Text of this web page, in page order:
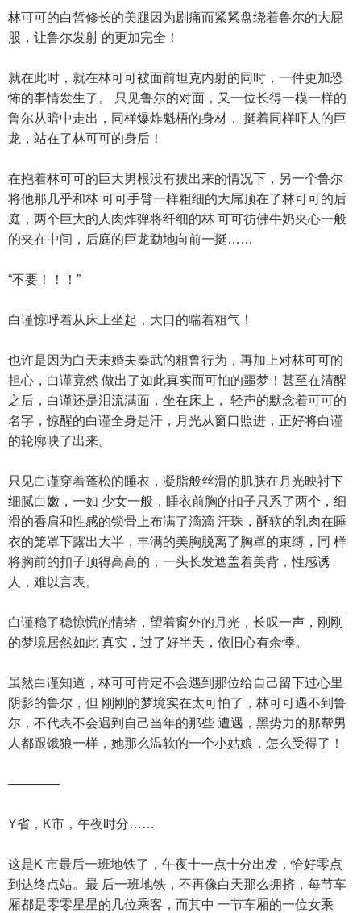
林可可的白皙修长的美腿因为剧痛而紧紧盘绕着鲁尔的大屁
股，让鲁尔发射 的更加完全！
就在此时，就在林可可被面前坦克内射的同时，一件更加恐
怖的事情发生了。 只见鲁尔的对面，又一位长得一模一样的
鲁尔从暗中走出，同样爆炸魁梧的身材， 挺着同样吓人的巨
龙，站在了林可可的身后！
在抱着林可可的巨大男根没有拔出来的情况下，另一个鲁尔
将他那几乎和林 可可手臂一样粗细的大屌顶在了林可可的后
庭，两个巨大的人肉炸弹将纤细的林 可可彷佛牛奶夹心一般
的夹在中间，后庭的巨龙勐地向前一挺……
“不要！！！”
白谨惊呼着从床上坐起，大口的喘着粗气！
也许是因为白天未婚夫秦武的粗鲁行为，再加上对林可可的
担心，白谨竟然 做出了如此真实而可怕的噩梦！甚至在清醒
之后，白谨还是泪流满面，坐在床上， 轻声的默念着可可的
名字，惊醒的白谨全身是汗，月光从窗口照进，正好将白谨
的轮廓映了出来。
只见白谨穿着蓬松的睡衣，凝脂般丝滑的肌肤在月光映衬下
细腻白嫩，一如 少女一般，睡衣前胸的扣子只系了两个，细
滑的香肩和性感的锁骨上布满了滴滴 汗珠，酥软的乳肉在睡
衣的笼罩下露出大半，丰满的美胸脱离了胸罩的束缚，同 样
将胸前的扣子顶得高高的，一头长发遮盖着美背，性感诱
人，难以言表。
白谨稳了稳惊慌的情绪，望着窗外的月光，长叹一声，刚刚
的梦境居然如此 真实，过了好半天，依旧心有余悸。
虽然白谨知道，林可可肯定不会遇到那位给自己留下过心里
阴影的鲁尔，但 刚刚的梦境实在太可怕了，林可可遇不到鲁
尔，不代表不会遇到自己当年的那些 遭遇，黑势力的那帮男
人都跟饿狼一样，她那么温软的一个小姑娘，怎么受得了！
————
Y省，K市，午夜时分……
这是K 市最后一班地铁了，午夜十一点十分出发，恰好零点
到达终点站。最 后一班地铁，不再像白天那么拥挤，每节车
厢都是零零星星的几位乘客，而其中 一节车厢的一位女乘